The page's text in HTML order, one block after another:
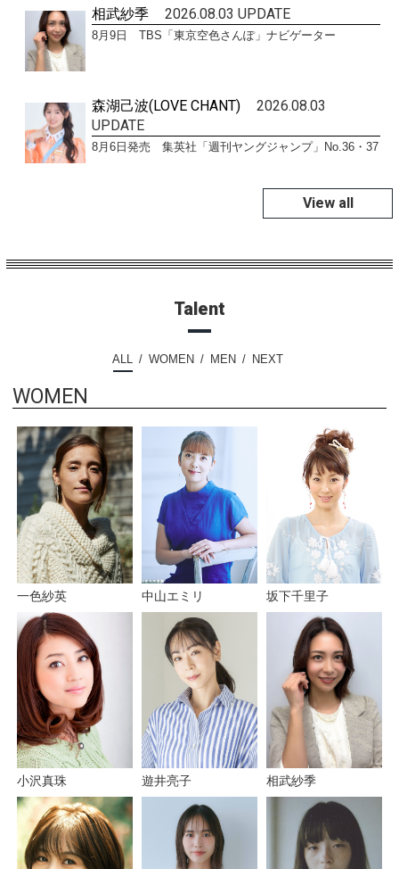
相武紗季 2026.08.03 UPDATE
8月9日 TBS「東京空色さんぽ」ナビゲーター
森湖己波(LOVE CHANT)
2026.08.03
UPDATE
8月6日発売 集英社「週刊ヤングジャンプ」No.36・37
View all
Talent
ALL WOMEN MEN NEXT
WOMEN
一色紗英 中山エミリ 坂下千里子
小沢真珠 遊井亮子 相武紗季